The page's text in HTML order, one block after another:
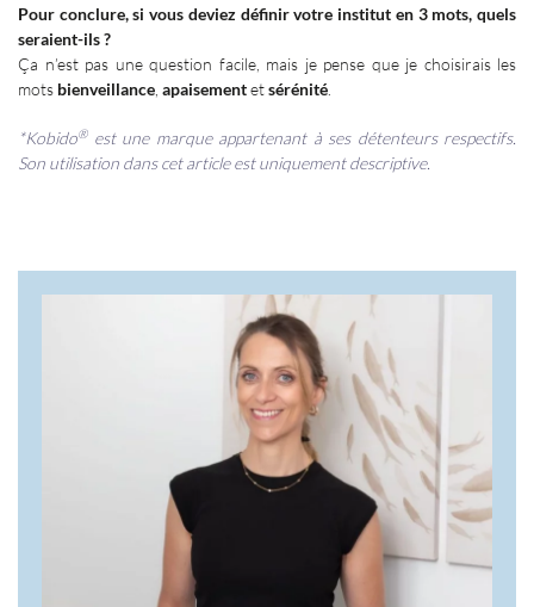
Pour conclure, si vous deviez définir votre institut en 3 mots, quels
seraient-ils ?
Ça n’est pas une question facile, mais je pense que je choisirais les
mots bienveillance apaisementetsérénité
*Kobido®est une marque appartenant à ses détenteurs respectifs.
Son utilisation dans cet article est uniquement descriptive.